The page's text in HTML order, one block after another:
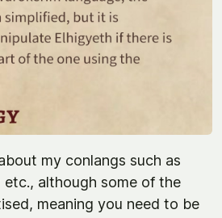
my conlangs such as
etc., although some of the
meaning you need to be